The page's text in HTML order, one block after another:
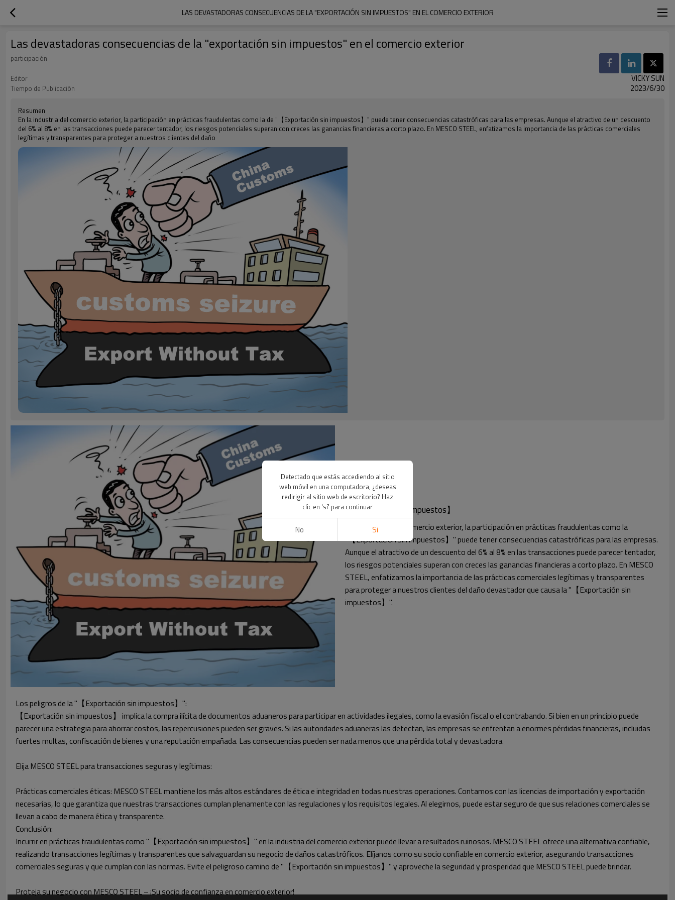
LAS DEVASTADORAS CONSECUENCIAS DE LA "EXPORTACIÓN SIN IMPUESTOS" EN EL COMERCIO EXTERIOR
Las devastadoras consecuencias de la "exportación sin impuestos" en el comercio exterior
participación
Editor
VICKY SUN
Tiempo de Publicación 2023/6/30
Resumen
En la industria del comercio exterior, la participación en prácticas fraudulentas como la de "【Exportación sin impuestos】" puede tener consecuencias catastróficas para las empresas. Aunque el atractivo de un descuento
del 6% al 8% en las transacciones puede parecer tentador, los riesgos potenciales superan con creces las ganancias financieras a corto plazo. En MESCO STEEL, enfatizamos la importancia de las prácticas comerciales
legítimas y transparentes para proteger a nuestros clientes del daño
【Exportación sin impuestos】
En la industria del comercio exterior, la participación en prácticas fraudulentas como la
"【Exportación sin impuestos】" puede tener consecuencias catastróficas para las empresas.
Aunque el atractivo de un descuento del 6% al 8% en las transacciones puede parecer tentador,
los riesgos potenciales superan con creces las ganancias financieras a corto plazo. En MESCO
STEEL, enfatizamos la importancia de las prácticas comerciales legítimas y transparentes
para proteger a nuestros clientes del daño devastador que causa la "【Exportación sin
impuestos】".
Los peligros de la "【Exportación sin impuestos】":
【Exportación sin impuestos】 implica la compra ilícita de documentos aduaneros para participar en actividades ilegales, como la evasión fiscal o el contrabando. Si bien en un principio puede
parecer una estrategia para ahorrar costos, las repercusiones pueden ser graves. Si las autoridades aduaneras las detectan, las empresas se enfrentan a enormes pérdidas financieras, incluidas
fuertes multas, confiscación de bienes y una reputación empañada. Las consecuencias pueden ser nada menos que una pérdida total y devastadora.
Elija MESCO STEEL para transacciones seguras y legítimas:
Prácticas comerciales éticas: MESCO STEEL mantiene los más altos estándares de ética e integridad en todas nuestras operaciones. Contamos con las licencias de importación y exportación
necesarias, lo que garantiza que nuestras transacciones cumplan plenamente con las regulaciones y los requisitos legales. Al elegirnos, puede estar seguro de que sus relaciones comerciales se
llevan a cabo de manera ética y transparente.
Conclusión:
Incurrir en prácticas fraudulentas como "【Exportación sin impuestos】" en la industria del comercio exterior puede llevar a resultados ruinosos. MESCO STEEL ofrece una alternativa confiable,
realizando transacciones legítimas y transparentes que salvaguardan su negocio de daños catastróficos. Elíjanos como su socio confiable en comercio exterior, asegurando transacciones
comerciales seguras y que cumplan con las normas. Evite el peligroso camino de "【Exportación sin impuestos】" y aproveche la seguridad y prosperidad que MESCO STEEL puede brindar.
Proteja su negocio con MESCO STEEL – ¡Su socio de confianza en comercio exterior!
Detectado que estás accediendo al sitio
web móvil en una computadora, ¿deseas
redirigir al sitio web de escritorio? Haz
clic en 'sí' para continuar
No Si